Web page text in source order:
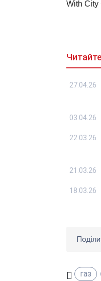
27.04.26
03.04.26
22.03.26
21.03.26
18.03.26
газ